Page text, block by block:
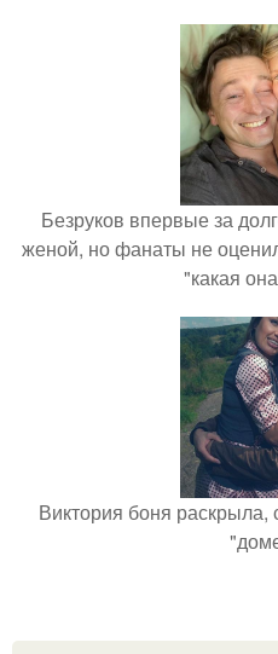
Безруков впервые за
женой, но фанаты не
"какая
Виктория боня раскрыла,